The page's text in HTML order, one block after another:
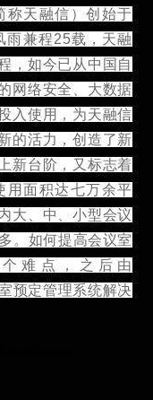
称天融信）创始于
雨兼程25载，天融
，如今已从中国自
网络安全、大数据
入使用，为天融信
的活力，创造了新
新台阶，又标志着
用面积达七万余平
大、中、小型会议
。如何提高会议室
难点，之后由
预定管理系统解决